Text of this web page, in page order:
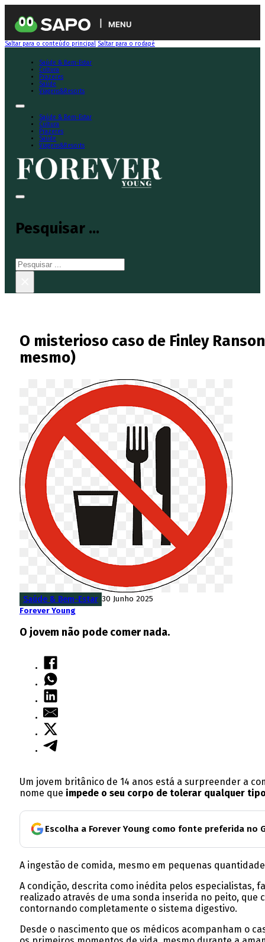
MENU
Saltar para o conteúdo principal Saltar para o rodapé
Saúde & Bem-Estar
Cultura
Prazeres
Saúde
Viagens&Resorts
Saúde & Bem-Estar
Cultura
Prazeres
Saúde
Viagens&Resorts
Pesquisar ...
Pesquisar
O misterioso caso de Finley
mesmo)
Saúde & Bem-Estar 30 Junho 2025
Forever Young
O jovem não pode comer nada.
Um jovem britânico de 14 anos está a surpreender a
nome que impede o seu corpo de tolerar qualquer
Escolha a Forever Young como fonte preferida no
A ingestão de comida, mesmo em pequenas
A condição, descrita como inédita pelos especialistas,
realizado através de uma sonda inserida no peito,
contornando completamente o sistema digestivo.
Desde o nascimento que os médicos acompanham o